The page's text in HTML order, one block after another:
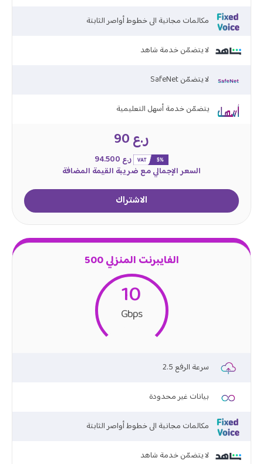
مكالمات مجانية الى خطوط أواصر الثابتة
لا يتضمّن خدمة شاهد
SafeNet لا يتضمّن
يتضمّن خدمة أسهل التعليمية
ر.ع 90
ر.ع 94.500
السعر الإجمالي مع ضريبة القيمة المضافة
الاشتراك
الفايبرنت المنزلي 500
10
Gbps
2.5 سرعة الرفع
بيانات غير محدودة
مكالمات مجانية الى خطوط أواصر الثابتة
لا يتضمّن خدمة شاهد